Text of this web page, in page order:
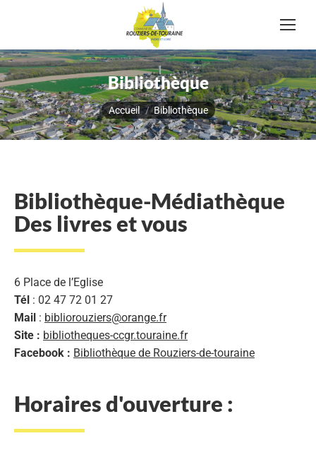
Bibliothèque
Vous êtes ici :
Accueil Bibliothèque
Bibliothèque-Médiathèque
Des livres et vous
6 Place de l’Eglise
Tél : 02 47 72 01 27
Mail : bibliorouziers@orange.fr
Site : bibliotheques-ccgr.touraine.fr
Facebook : Bibliothèque de Rouziers-de-touraine
Horaires d'ouverture :